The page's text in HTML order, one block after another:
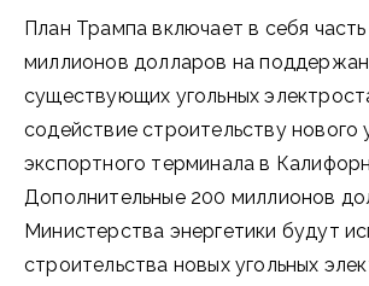
План Трампа включает в себя
миллионов долларов на
существующих угольных
содействие строительству нового
экспортного терминала в
Дополнительные 200 миллионов
Министерства энергетики будут
строительства новых угольных